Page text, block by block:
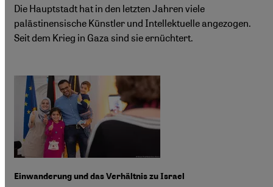
Die Hauptstadt hat in den letzten Jahren viele
palästinensische Künstler und Intellektuelle angezogen.
Seit dem Krieg in Gaza sind sie ernüchtert.
Einwanderung und das Verhältnis zu Israel